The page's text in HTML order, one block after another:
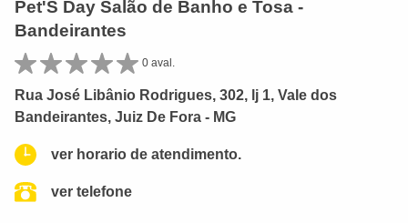
Pet'S Day Salão de Banho e Tosa -
Bandeirantes
0 aval.
Rua José Libânio Rodrigues, 302, lj 1, Vale dos
Bandeirantes, Juiz De Fora - MG
ver horario de atendimento.
ver telefone